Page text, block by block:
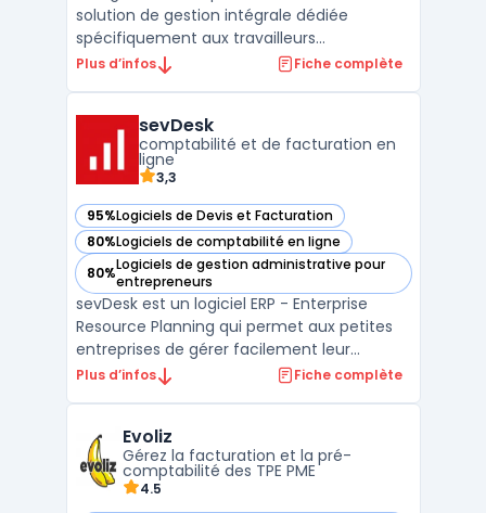
solution de gestion intégrale dédiée
spécifiquement aux travailleurs
indépendants sous le régime de la micro-
administratives obligatoires, de la création
des documents commerciaux au s ...
Plus d’infos Fiche complète
sevDesk
comptabilité et de facturation en
ligne
3,3
95%Logiciels de Devis et Facturation
— voir sevDesk dans cette catégorie
80%Logiciels de comptabilité en ligne
— voir sevDesk dans cette catégorie
80%Logiciels de gestion administrative pour
entrepreneurs
— voir sevDesk dans cette catégorie
sevDesk est un logiciel ERP - Enterprise
Resource Planning qui permet aux petites
entreprises de gérer facilement leur
comptabilité et leurs finances. Il offre une
factures, les paiements, les devis et la
gestion de l ...
Plus d’infos Fiche complète
Evoliz
Gérez la facturation et la pré-
comptabilité des TPE PME
4.5